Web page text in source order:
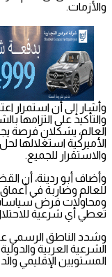
والأزمات.
وأشار إلى أن استمرار
والتأكيد على التزامها
العالم، يشكلان فرصة
الأميركية استغلالها
والاستقرار للجميع.
وأضاف أبو ردينة، أن
للعالم وضاربة في
ومحاولات فرض سياسات
تعطي أي شرعية
وشدد الناطق الرسمي
الشرعية العربية
المستويين الإقليمي